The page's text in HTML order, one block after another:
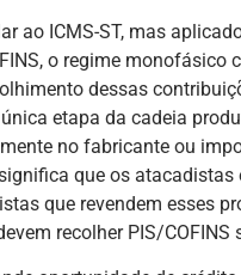
ao ICMS-ST, mas
o regime monofásico
dessas
etapa da cadeia
no fabricante ou
que os atacadistas
que revendem esses
recolher PIS/COFINS